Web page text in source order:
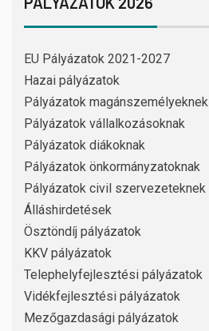
EU Pályázatok 2021-2027
Hazai pályázatok
Pályázatok magánszemélyeknek
Pályázatok vállalkozásoknak
Pályázatok diákoknak
Pályázatok önkormányzatoknak
Pályázatok civil szervezeteknek
Álláshirdetések
Ösztöndíj pályázatok
KKV pályázatok
Telephelyfejlesztési pályázatok
Vidékfejlesztési pályázatok
Mezőgazdasági pályázatok